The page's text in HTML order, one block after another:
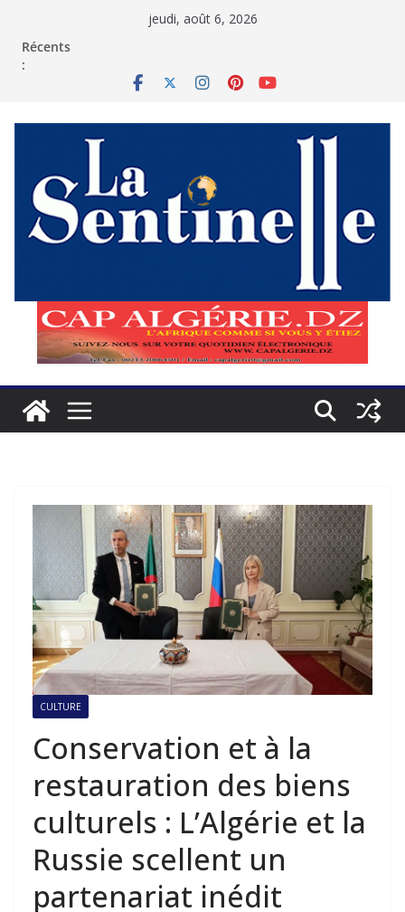
jeudi, août 6, 2026
Récents
:
CULTURE
Conservation et à la
restauration des biens
culturels : L’Algérie et la
Russie scellent un
partenariat inédit